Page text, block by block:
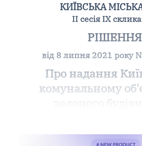
КИЇВСЬКА
II сесія IX
РІШЕННЯ
від 8 липня 2021 року
Про надання
комунальному